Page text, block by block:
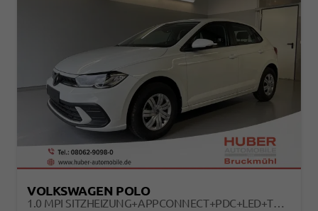
VOLKSWAGEN POLO
1.0 MPI SITZHEIZUNG+APPCONNECT+PDC+LED+TOUCH+LICHTSENSOR+MULTILENKRAD